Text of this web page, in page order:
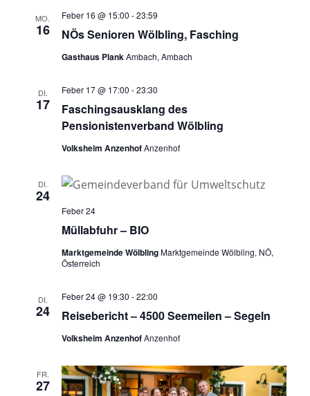
MO.
16 NÖs Senioren Wölbling, Fasching
Feber 16 @ 15:00 -23:59
Gasthaus PlankAmbach, Ambach
DI.
17
Faschingsausklang des
Pensionistenverband Wölbling
Feber 17 @ 17:00 -23:30
Volksheim AnzenhofAnzenhof
DI.
24
Müllabfuhr – BIO
Feber 24
Marktgemeinde WölblingMarktgemeinde Wölbling, NÖ,
Österreich
DI.
24 Reisebericht – 4500 Seemeilen – Segeln
Feber 24 @ 19:30 -22:00
Volksheim AnzenhofAnzenhof
FR.
27